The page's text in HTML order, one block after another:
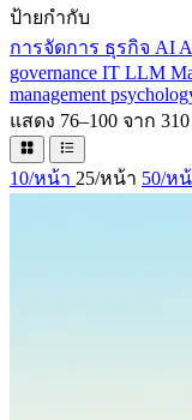
ป้ายกำกับ
การจัดการ ธุรกิจ AI
governance IT LLM
management
แสดง 76–100 จาก
10/หน้า 25/หน้า 50/ห